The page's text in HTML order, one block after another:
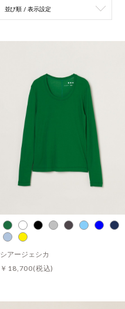
並び順 / 表示設定
シアージェシカ
￥18,700(税込)